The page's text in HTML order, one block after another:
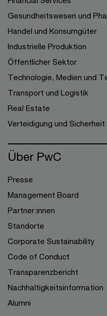
Gesundheitswesen und
Handel und Konsumgüter
Industrielle Produktion
Öffentlicher Sektor
Technologie, Medien und
Transport und Logistik
Real Estate
Verteidigung und Sicherheit
Über PwC
Presse
Management Board
Partner:innen
Standorte
Corporate Sustainability
Code of Conduct
Transparenzbericht
Nachhaltigkeitsinformation
Alumni